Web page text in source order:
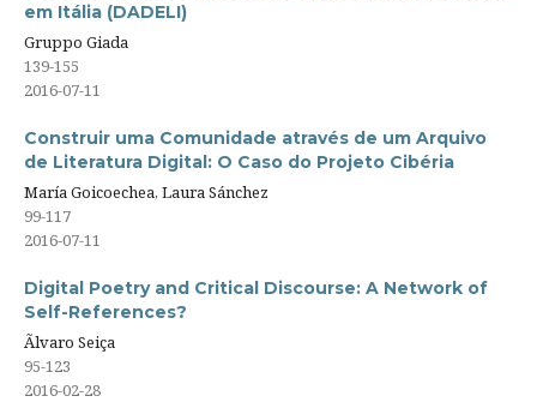
em Itália (DADELI)
Gruppo Giada
139-155
2016-07-11
Construir uma Comunidade através de um Arquivo
de Literatura Digital: O Caso do Projeto Cibéria
María Goicoechea, Laura Sánchez
99-117
2016-07-11
Digital Poetry and Critical Discourse: A Network of
Self-References?
Ãlvaro Seiça
95-123
2016-02-28